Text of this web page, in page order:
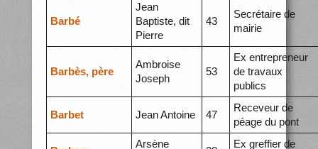
Barbé
Jean
Baptiste, dit
Pierre
43
Secrétaire de
mairie
Barbès, père
Ambroise
Joseph
53
Ex entrepreneur
de travaux
publics
Barbet Jean Antoine 47
Receveur de
péage du pont
Arsène
Ex greffier de